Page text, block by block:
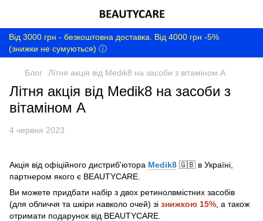
Від 3000 грн - безкоштовна доставка. Від 4000 грн -5%
(знижки не сумуються) ⓘ
Блог Літня акція від Medik8 на засоби з вітаміном А
Літня акція від Medik8 на засоби з
вітаміном А
4 червня 2023
Акція від офіційного дистриб'ютора Medik8 🇬🇧 в Україні,
партнером якого є BEAUTYCARE.
Ви можете придбати набір з двох ретинолвмістних засобів
(для обличчя та шкіри навколо очей) зі знижкою 15% , а також
отримати подарунок від BEAUTYCARE.